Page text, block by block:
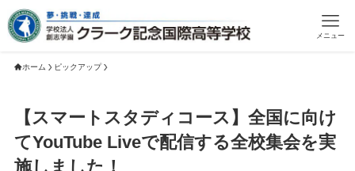
メニュー
ホーム ピックアップ
【スマートスタディコース】全国に向け
てYouTube Liveで配信する全校集会を実
施しました！